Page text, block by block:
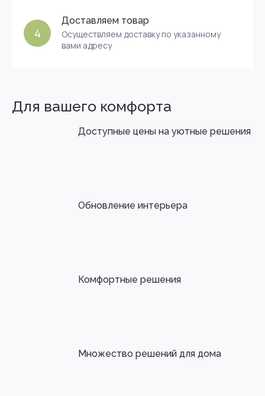
4
Доставляем товар
Осуществляем доставку по указанному
вами адресу
Для вашего комфорта
Доступные цены на уютные решения
Обновление интерьера
Комфортные решения
Множество решений для дома